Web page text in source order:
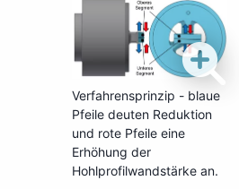
Verfahrensprinzip - blaue
Pfeile deuten Reduktion
und rote Pfeile eine
Erhöhung der
Hohlprofilwandstärke an.